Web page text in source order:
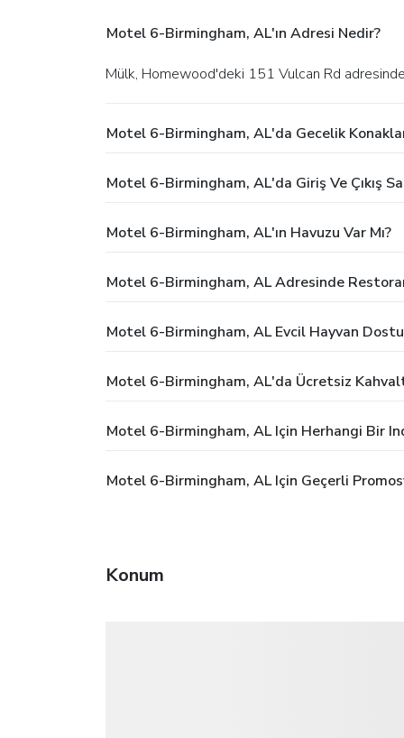
Motel 6-Birmingham, AL'ın Adresi Nedir?
Mülk, Homewood'deki 151 Vulcan Rd
Motel 6-Birmingham, AL'da Gecelik
Motel 6-Birmingham, AL'da Giriş Ve Çıkış
Motel 6-Birmingham, AL'ın Havuzu Var Mı?
Motel 6-Birmingham, AL Adresinde
Motel 6-Birmingham, AL Evcil Hayvan
Motel 6-Birmingham, AL'da Ücretsiz
Motel 6-Birmingham, AL Için Herhangi Bir
Motel 6-Birmingham, AL Için Geçerli
Konum